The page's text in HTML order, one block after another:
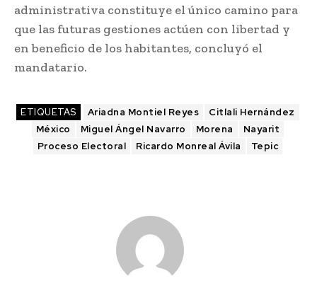
administrativa constituye el único camino para
que las futuras gestiones actúen con libertad y
en beneficio de los habitantes, concluyó el
mandatario.
ETIQUETAS Ariadna Montiel Reyes
Citlali Hernández
México
Miguel Ángel Navarro Morena
Nayarit
Proceso Electoral
Ricardo Monreal Ávila Tepic